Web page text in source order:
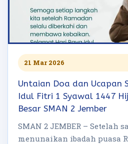
21 Mar 2026
Untaian Doa dan Ucapan
Idul Fitri 1 Syawal 1447
Besar SMAN 2 Jember
SMAN 2 JEMBER – Setelah
menunaikan ibadah puasa